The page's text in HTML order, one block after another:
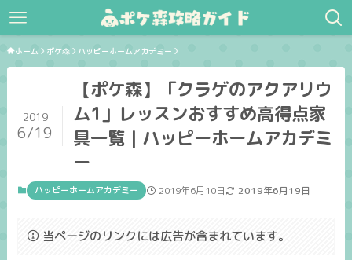
ホーム ポケ森 ハッピーホームアカデミー
【ポケ森】「クラゲのアクアリウ
ム1」レッスンおすすめ高得点家
具一覧｜ハッピーホームアカデミ
ー
2019
6/19
ハッピーホームアカデミー 2019年6月10日 2019年6月19日
当ページのリンクには広告が含まれています。